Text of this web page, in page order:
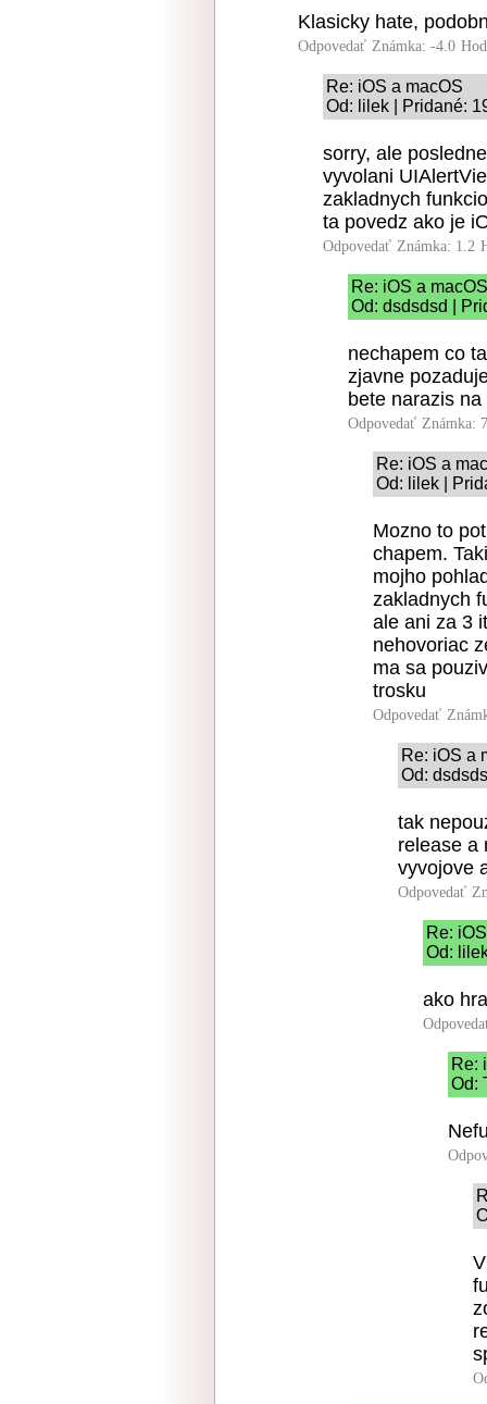
Klasicky hate,
Odpovedať Známka: -4.0
Re: iOS a macOS
Od: lilek | Pridané:
sorry, ale
vyvolani
zakladnych
ta povedz ako je
Odpovedať Známka: 1.2
Re: iOS a macOS
Od: dsdsdsd |
nechapem co
zjavne
bete narazis
Odpovedať Známka:
Re: iOS a
Od: lilek |
Mozno to
chapem.
mojho
zakladnych
ale ani za 3
nehovoriac
ma sa
trosku
Odpovedať
Re: iOS a
Od:
tak
release a
vyvojove
Odpovedať
Re:
Od:
ako
Re:
Od: